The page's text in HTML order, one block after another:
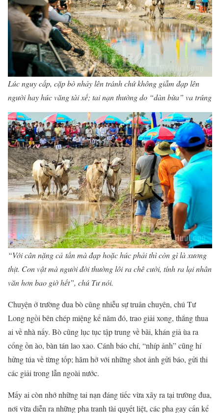
Lúc nguy cấp, cặp bò nhảy lên tránh chứ không giẫm đạp lên
người hay húc văng tài xế; tai nạn thường do “dàn bừa” va trúng
“Với cân nặng cả tấn mà đạp hoặc húc phải thì còn gì là xương
thịt. Con vật mà người đời thường lôi ra chê cười, tính ra lại nhân
văn hơn bao giờ hết”, chú Tư nói.
Chuyện ở trường đua bò cũng nhiễu sự truân chuyên, chú Tư
Long ngồi bên chép miệng kể năm đó, trao giải xong, thắng thua
ai về nhà nấy. Bò cũng lục tục tập trung về bãi, khán giả ùa ra
cổng ồn ào, bàn tán lao xao. Cánh báo chí, “nhíp ảnh” cũng hí
hửng túa về từng tốp; hăm hở với những shot ảnh gửi báo, gửi thi
các giải trong lẫn ngoài nước.
Mấy ai còn nhớ những tai nạn đáng tiếc vừa xãy ra tại trường đua,
nơi vừa diễn ra những pha tranh tài quyết liệt, các pha gay cấn kể